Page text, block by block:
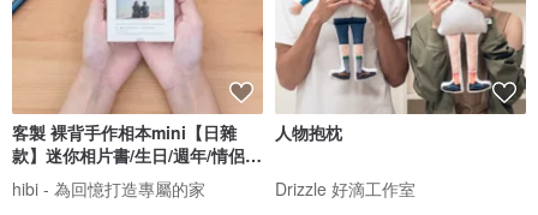
客製 裸背手作相本mini【日雜
款】迷你相片書/生日/週年/情侶禮
物
hibi - 為回憶打造專屬的家
人物抱枕
Drizzle 好滴工作室